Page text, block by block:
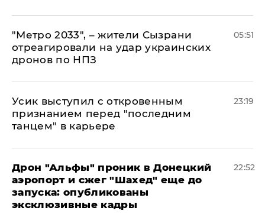
"Метро 2033", – жители Сызрани
отреагировали на удар украинских
дронов по НПЗ
05:51
Усик выступил с откровенным
признанием перед "последним
танцем" в карьере
23:19
Дрон "Альфы" проник в Донецкий
аэропорт и сжег "Шахед" еще до
запуска: опубликованы
эксклюзивные кадры
22:52